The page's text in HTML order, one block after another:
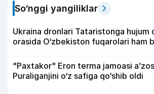
So‘nggi yangiliklar
Ukraina dronlari Tataristonga hujum
orasida O‘zbekiston fuqarolari ham
"Paxtakor" Eron terma jamoasi
Puraliganjini o‘z safiga qo‘shib oldi